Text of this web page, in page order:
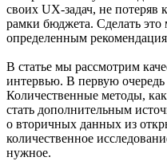
своих UX-задач, не потеряв
рамки бюджета. Сделать это
определенным
В статье мы рассмотрим
интервью. В первую
Количественные методы,
стать дополнительным
о вторичных данных из
количественное
нужное.